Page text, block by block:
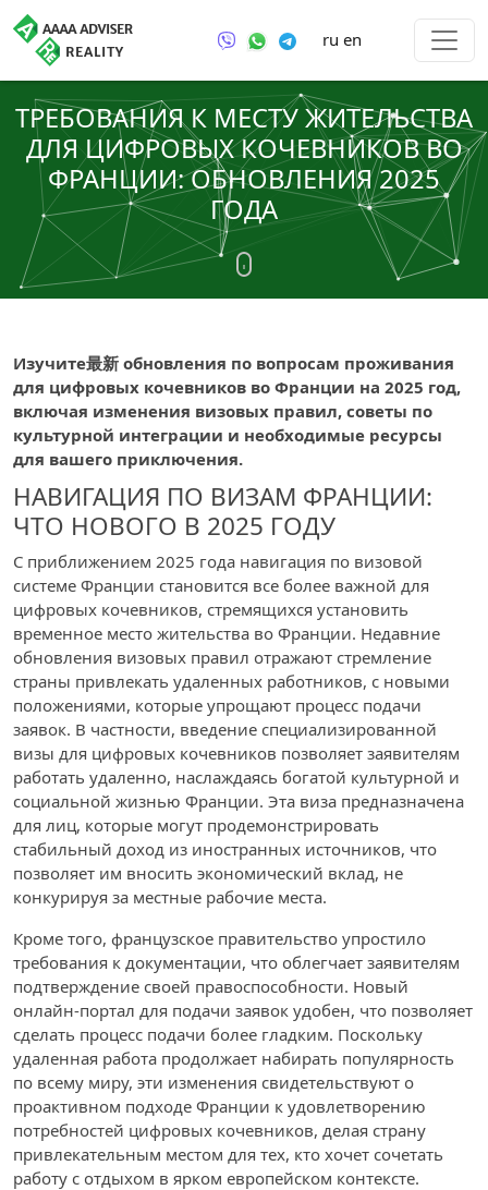
ru en
ТРЕБОВАНИЯ К МЕСТУ ЖИТЕЛЬСТВА
ДЛЯ ЦИФРОВЫХ КОЧЕВНИКОВ ВО
ФРАНЦИИ: ОБНОВЛЕНИЯ 2025
ГОДА
Изучите最新 обновления по вопросам проживания
для цифровых кочевников во Франции на 2025 год,
включая изменения визовых правил, советы по
культурной интеграции и необходимые ресурсы
для вашего приключения.
НАВИГАЦИЯ ПО ВИЗАМ ФРАНЦИИ:
ЧТО НОВОГО В 2025 ГОДУ
С приближением 2025 года навигация по визовой
системе Франции становится все более важной для
цифровых кочевников, стремящихся установить
временное место жительства во Франции. Недавние
обновления визовых правил отражают стремление
страны привлекать удаленных работников, с новыми
положениями, которые упрощают процесс подачи
заявок. В частности, введение специализированной
визы для цифровых кочевников позволяет заявителям
работать удаленно, наслаждаясь богатой культурной и
социальной жизнью Франции. Эта виза предназначена
для лиц, которые могут продемонстрировать
стабильный доход из иностранных источников, что
позволяет им вносить экономический вклад, не
конкурируя за местные рабочие места.
Кроме того, французское правительство упростило
требования к документации, что облегчает заявителям
подтверждение своей правоспособности. Новый
онлайн-портал для подачи заявок удобен, что позволяет
сделать процесс подачи более гладким. Поскольку
удаленная работа продолжает набирать популярность
по всему миру, эти изменения свидетельствуют о
проактивном подходе Франции к удовлетворению
потребностей цифровых кочевников, делая страну
привлекательным местом для тех, кто хочет сочетать
работу с отдыхом в ярком европейском контексте.